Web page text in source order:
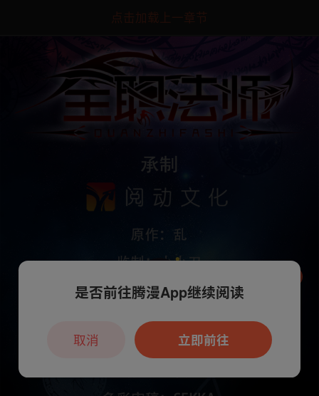
点击加载上一章节
本章节仅支持App阅读，可打开App新用
户7天免费看
是否前往腾漫App继续阅读
立即前往
取消